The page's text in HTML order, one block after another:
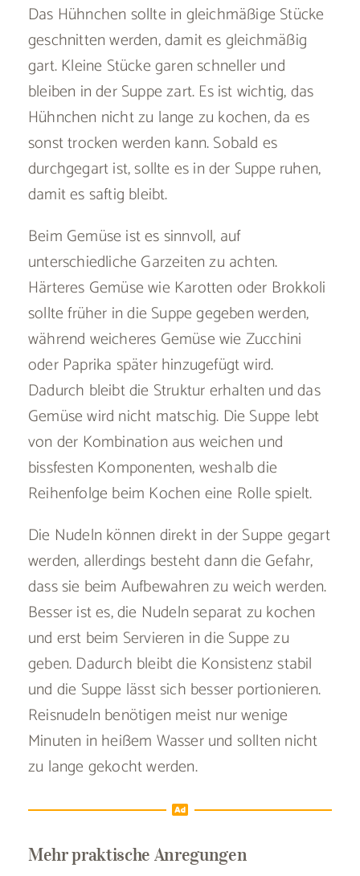
Das Hühnchen sollte in gleichmäßige Stücke
geschnitten werden, damit es gleichmäßig
gart. Kleine Stücke garen schneller und
bleiben in der Suppe zart. Es ist wichtig, das
Hühnchen nicht zu lange zu kochen, da es
sonst trocken werden kann. Sobald es
durchgegart ist, sollte es in der Suppe ruhen,
damit es saftig bleibt.
Beim Gemüse ist es sinnvoll, auf
unterschiedliche Garzeiten zu achten.
Härteres Gemüse wie Karotten oder Brokkoli
sollte früher in die Suppe gegeben werden,
während weicheres Gemüse wie Zucchini
oder Paprika später hinzugefügt wird.
Dadurch bleibt die Struktur erhalten und das
Gemüse wird nicht matschig. Die Suppe lebt
von der Kombination aus weichen und
bissfesten Komponenten, weshalb die
Reihenfolge beim Kochen eine Rolle spielt.
Die Nudeln können direkt in der Suppe gegart
werden, allerdings besteht dann die Gefahr,
dass sie beim Aufbewahren zu weich werden.
Besser ist es, die Nudeln separat zu kochen
und erst beim Servieren in die Suppe zu
geben. Dadurch bleibt die Konsistenz stabil
und die Suppe lässt sich besser portionieren.
Reisnudeln benötigen meist nur wenige
Minuten in heißem Wasser und sollten nicht
zu lange gekocht werden.
Mehr praktische Anregungen